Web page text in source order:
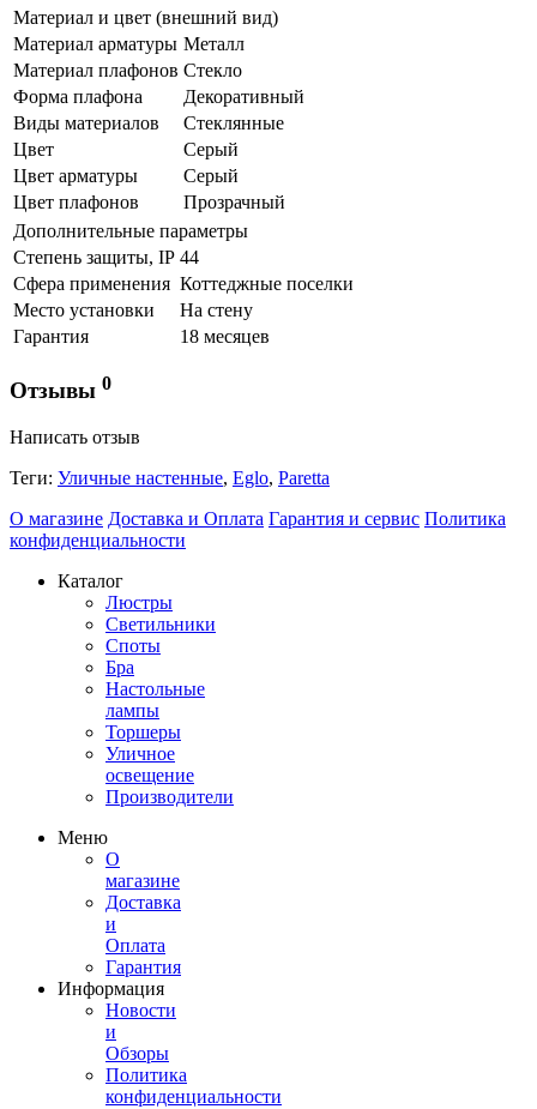
Материал и цвет (внешний вид)
Материал арматуры Металл
Материал плафонов Стекло
Форма плафона
Декоративный
Виды материалов
Стеклянные
Цвет
Серый
Цвет арматуры
Серый
Цвет плафонов
Прозрачный
Дополнительные параметры
Степень защиты, IP 44
Сфера применения Коттеджные поселки
Место установки
На стену
Гарантия
18 месяцев
Отзывы 0
Написать отзыв
Теги: Уличные настенные, Eglo, Paretta
О магазине Доставка и Оплата Гарантия и сервис Политика
конфиденциальности
Каталог
Люстры
Светильники
Споты
Бра
Настольные
лампы
Торшеры
Уличное
освещение
Производители
Меню
О
магазине
Доставка
и
Оплата
Гарантия
Информация
Новости
и
Обзоры
Политика
конфиденциальности